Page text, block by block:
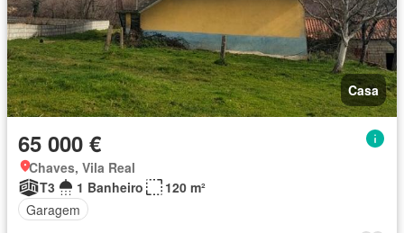
Casa
65 000 €
Chaves, Vila Real
T3
1 Banheiro
120 m²
Garagem